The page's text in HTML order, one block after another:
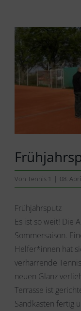
Zeige
grösseres
Bild
Von Tennis 1 | 08.
Frühjahrsputz
Es ist so weit! Die
Sommersaison.
Helfer*innen hat
verharrende
neuen Glanz
Terrasse ist
Sandkasten fertig